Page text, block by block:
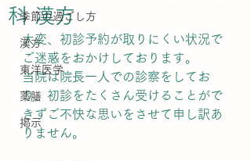
季節の過ごし方
漢方
東洋医学
薬膳
掲示
科 漢方
大変、初診予約が取りにくい状況で
ご迷惑をおかけしております。
当院は院長一人での診察をしてお
り、初診をたくさん受けることがで
きずご不快な思いをさせて申し訳あ
りません。